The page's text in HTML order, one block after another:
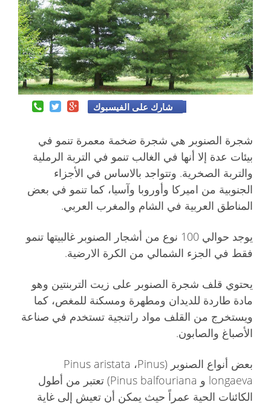
شارك على الفيسبوك
شجرة الصنوبر هي شجرة ضخمة معمرة تنمو في
بيئات عدة إلا أنها في الغالب تنمو في التربة الرملية
والتربة الصخرية. وتتواجد بالاساس في الأجزاء
الجنوبية من اميركا وأوروبا وآسيا، كما تنمو في بعض
المناطق العربية في الشام والمغرب العربي.
يوجد حوالي 100 نوع من أشجار الصنوبر غالبيتها تنمو
فقط في الجزء الشمالي من الكرة الارضية.
يحتوي قلف شجرة الصنوبر على زيت التربنتين وهو
مادة طاردة للديدان ومطهرة ومسكنة للمغص، كما
ويستخرج من القلف مواد راتنجية تستخدم في صناعة
الأصباغ والصابون.
بعض أنواع الصنوبر (Pinus aristata ،Pinus
longaeva و Pinus balfouriana) تعتبر من أطول
الكائنات الحية عمراً حيث يمكن أن تعيش إلى غاية